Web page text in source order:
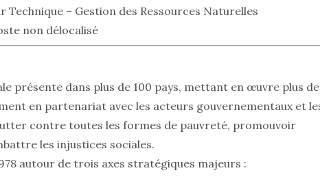
Technique – Gestion des Ressources Naturelles
non délocalisé
présente dans plus de 100 pays, mettant en œuvre plus de
en partenariat avec les acteurs gouvernementaux et
contre toutes les formes de pauvreté, promouvoir
les injustices sociales.
autour de trois axes stratégiques majeurs :